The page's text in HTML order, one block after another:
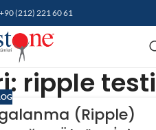
+90 (212) 221 60 61
ripple testi
(Ripple)